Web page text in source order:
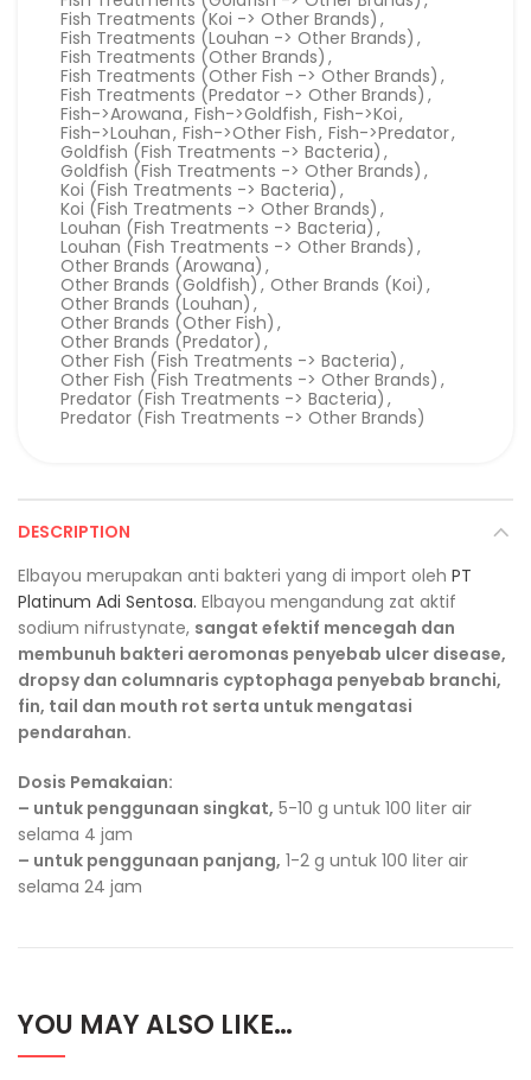
Fish Treatments (Koi -> Other Brands) ,
Fish Treatments (Louhan -> Other Brands) ,
Fish Treatments (Other Brands) ,
Fish Treatments (Other Fish -> Other Brands) ,
Fish Treatments (Predator -> Other Brands) ,
Fish->Arowana, Fish->Goldfish, Fish->Koi,
Fish->Louhan, Fish->Other Fish, Fish->Predator,
Goldfish (Fish Treatments -> Bacteria) ,
Goldfish (Fish Treatments -> Other Brands) ,
Koi (Fish Treatments -> Bacteria) ,
Koi (Fish Treatments -> Other Brands) ,
Louhan (Fish Treatments -> Bacteria) ,
Louhan (Fish Treatments -> Other Brands) ,
Other Brands (Arowana) ,
Other Brands (Goldfish) , Other Brands (Koi) ,
Other Brands (Louhan) ,
Other Brands (Other Fish) ,
Other Brands (Predator) ,
Other Fish (Fish Treatments -> Bacteria) ,
Other Fish (Fish Treatments -> Other Brands) ,
Predator (Fish Treatments -> Bacteria) ,
Predator (Fish Treatments -> Other Brands)
DESCRIPTION
Elbayou merupakan anti bakteri yang di import oleh PT
Platinum Adi Sentosa. Elbayou mengandung zat aktif
sodium nifrustynate, sangat efektif mencegah dan
membunuh bakteri aeromonas penyebab ulcer disease,
dropsy dan columnaris cyptophaga penyebab branchi,
fin, tail dan mouth rot serta untuk mengatasi
pendarahan.
Dosis Pemakaian:
– untuk penggunaan singkat, 5-10 g untuk 100 liter air
selama 4 jam
– untuk penggunaan panjang, 1-2 g untuk 100 liter air
selama 24 jam
YOU MAY ALSO LIKE…